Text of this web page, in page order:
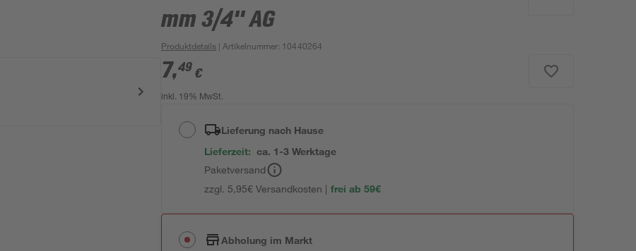
mm 3/4" AG
Produktdetails | Artikelnummer: 10440264
7,49 €
inkl. 19% MwSt.
Lieferung nach Hause
Lieferzeit: ca. 1-3 Werktage
Paketversand
zzgl. 5,95€ Versandkosten | frei ab 59€
Abholung im Markt